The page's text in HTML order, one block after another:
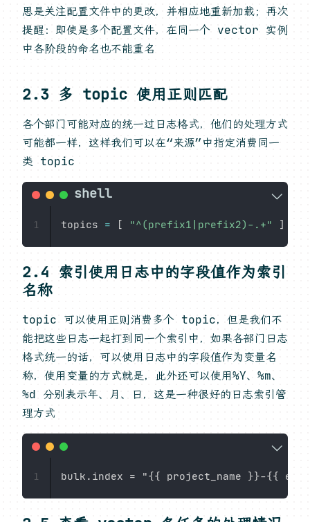
思是关注配置文件中的更改，并相应地重新加载；再次
提醒：即使是多个配置文件，在同一个 vector 实例
中各阶段的命名也不能重名
2.3 多 topic 使用正则匹配
各个部门可能对应的统一过日志格式，他们的处理方式
可能都一样，这样我们可以在“来源”中指定消费同一
类 topic
topics = [ "^(prefix1|prefix2)-.+" ]
1
2.4 索引使用日志中的字段值作为索引
名称
topic 可以使用正则消费多个 topic，但是我们不
能把这些日志一起打到同一个索引中，如果各部门日志
格式统一的话，可以使用日志中的字段值作为变量名
称，使用变量的方式就是，此外还可以使用%Y、%m、
%d 分别表示年、月、日，这是一种很好的日志索引管
理方式
1